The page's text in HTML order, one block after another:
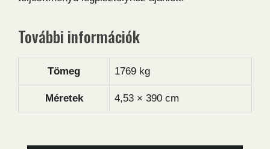
További információk
Tömeg 1769 kg
Méretek 4,53 × 390 cm